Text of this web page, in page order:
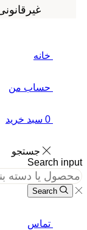
غیرقانونی
حساب من
سبد خرید
جستجو
Search
Search
تماس